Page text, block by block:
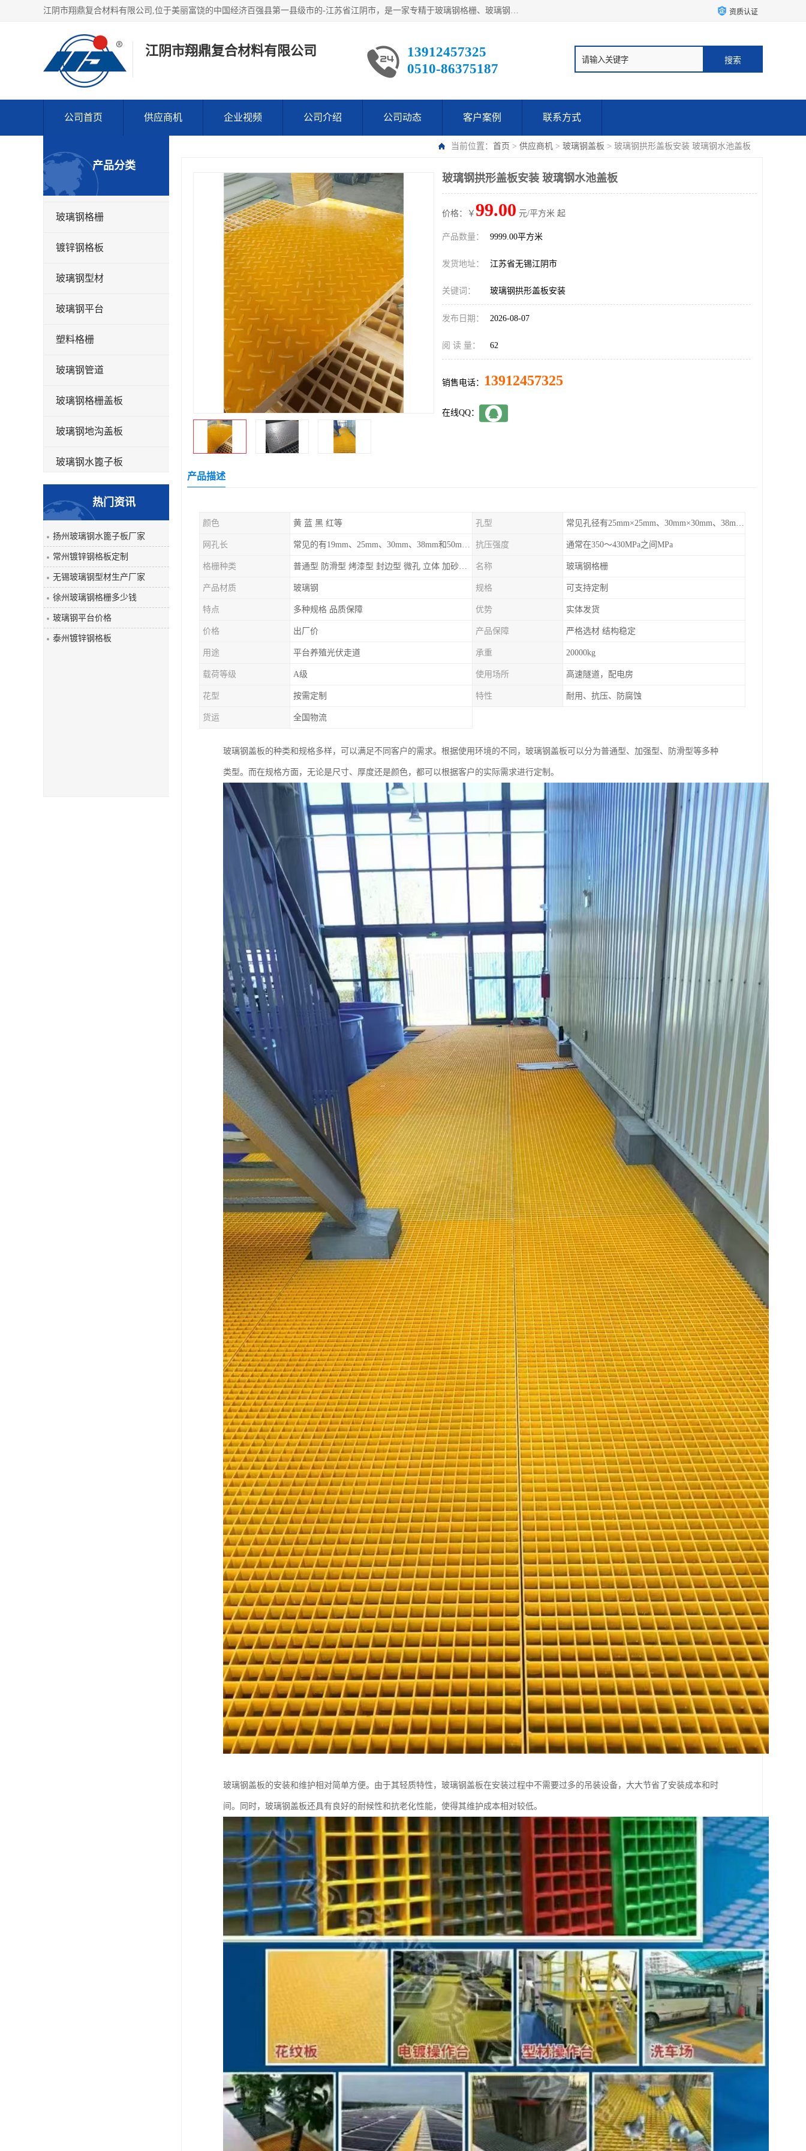
江阴市翔鼎复合材料有限公司,位于美丽富饶的中国经济百强县第一县级市的-江苏省江阴市，是一家专精于玻璃钢格栅、玻璃钢新材料,镀锌钢格板，机械设备生产制造及研发的科技型企业；公司产品已销往了世界多个国家和地区，公司人决心加倍努力愿与广大社会同仁精诚合作共创辉煌！ 资质认证
江阴市翔鼎复合材料有限公司
13912457325
0510-86375187
公司首页 供应商机 企业视频 公司介绍 公司动态 客户案例 联系方式
当前位置： 首页 > 供应商机 > 玻璃钢盖板 > 玻璃钢拱形盖板安装 玻璃钢水池盖板
产品分类
玻璃钢格栅
镀锌钢格板
玻璃钢型材
玻璃钢平台
塑料格栅
玻璃钢管道
玻璃钢格栅盖板
玻璃钢地沟盖板
玻璃钢水篦子板
玻璃钢平板
玻璃钢盖板
热门资讯
扬州玻璃钢水篦子板厂家
常州镀锌钢格板定制
无锡玻璃钢型材生产厂家
徐州玻璃钢格栅多少钱
玻璃钢平台价格
泰州镀锌钢格板
玻璃钢拱形盖板安装 玻璃钢水池盖板
价格：￥ 99.00 元/平方米 起
产品数量： 9999.00平方米
发货地址： 江苏省无锡江阴市
关键词： 玻璃钢拱形盖板安装
发布日期： 2026-08-07
阅 读 量： 62
销售电话： 13912457325
在线QQ：
产品描述
颜色 黄 蓝 黑 红等 孔型 常见孔径有25mm×25mm、30mm×30mm、38mm×38mm等,
网孔长 常见的有19mm、25mm、30mm、38mm和50mm等 抗压强度 通常在350～430MPa之间MPa
格栅种类 普通型 防滑型 ‌烤漆型 封边型 ‌微孔 立体 加砂覆面型 平面型 名称 玻璃钢格栅
产品材质 玻璃钢 规格 可支持定制
特点 多种规格 品质保障 优势 实体发货
价格 出厂价 产品保障 严格选材 结构稳定
用途 平台养殖光伏走道 承重 20000kg
载荷等级 A级 使用场所 高速隧道，配电房
花型 按需定制 特性 耐用、抗压、防腐蚀
货运 全国物流
玻璃钢盖板的种类和规格多样，可以满足不同客户的需求。根据使用环境的不同，玻璃钢盖板可以分为普通型、加强型、防滑型等多种
类型。而在规格方面，无论是尺寸、厚度还是颜色，都可以根据客户的实际需求进行定制。
玻璃钢盖板的安装和维护相对简单方便。由于其轻质特性，玻璃钢盖板在安装过程中不需要过多的吊装设备，大大节省了安装成本和时
间。同时，玻璃钢盖板还具有良好的耐候性和抗老化性能，使得其维护成本相对较低。